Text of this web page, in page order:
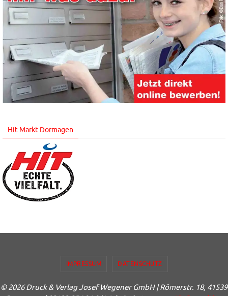
Hit Markt Dormagen
IMPRESSUM DATENSCHUTZ
© 2026 Druck & Verlag Josef Wegener GmbH | Römerstr. 18, 41539